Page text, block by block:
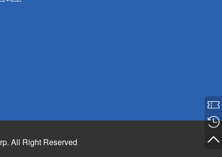
All Right Reserved